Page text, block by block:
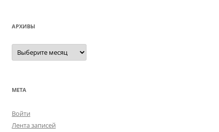
АРХИВЫ
Архивы
МЕТА
Войти
Лента записей